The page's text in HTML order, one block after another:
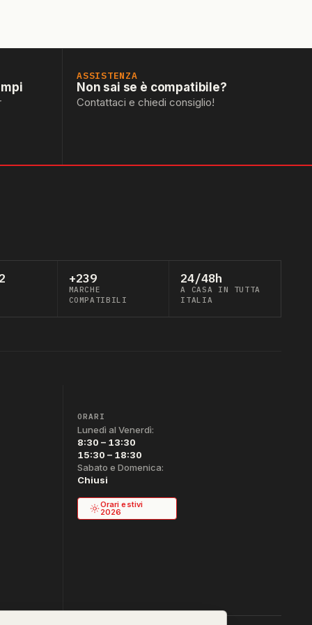
ASSISTENZA
Non sai se è compatibile?
Contattaci e chiedi consiglio!
+239
MARCHE
COMPATIBILI
24/48h
A CASA IN TUTTA
ITALIA
ORARI
Lunedì al Venerdì:
8:30 – 13:30
15:30 – 18:30
Sabato e Domenica:
Chiusi
Orari estivi
2026